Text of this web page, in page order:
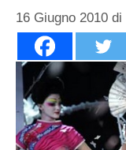
16 Giugno 2010 di